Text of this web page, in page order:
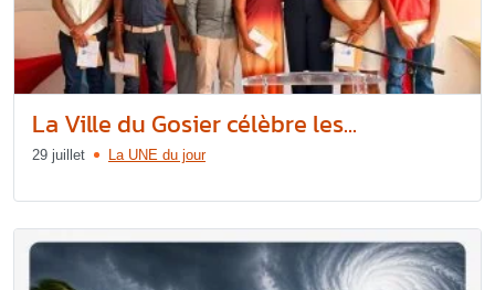
La Ville du Gosier célèbre les...
29 juillet La UNE du jour